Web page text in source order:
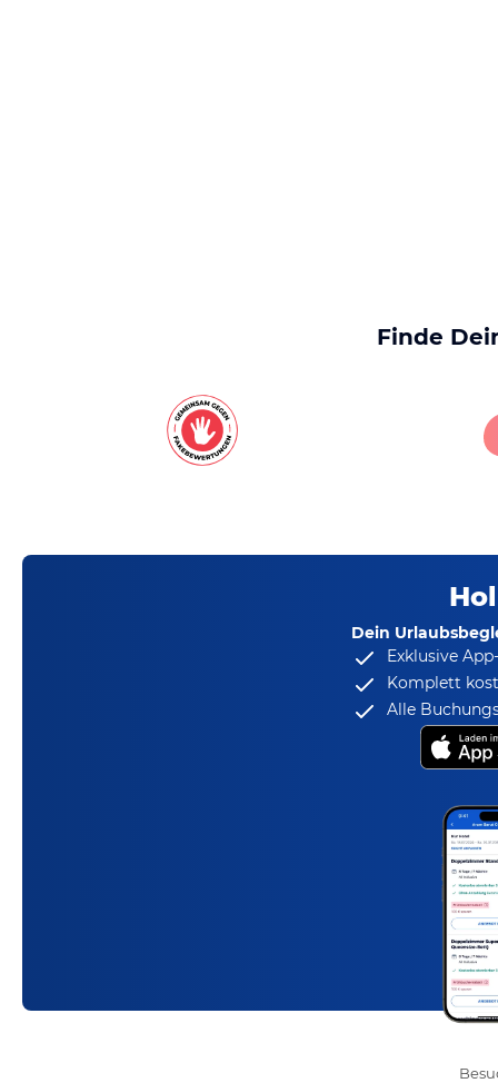
Finde
Dein
Exklusive
Komplett
Alle